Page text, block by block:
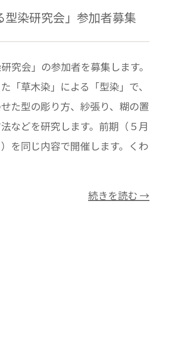
染研究会」参加者募集
究会」の参加者を募集します。
「草木染」による「型染」で、
た型の彫り方、紗張り、糊の置
などを研究します。前期（５月
を同じ内容で開催します。くわ
続きを読む →